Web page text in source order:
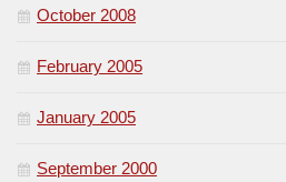
October 2008
February 2005
January 2005
September 2000